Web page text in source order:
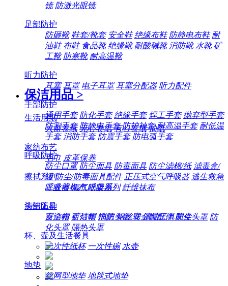
镜 防激光眼镜
足部防护
防砸靴 鞋套/靴套 安全鞋 绝缘布鞋 防静电布鞋 耐
油鞋 布鞋 食品靴 绝缘靴 耐酸碱靴 消防靴 水靴 矿
工靴 防寒靴 耐高温靴
听力防护
耳塞 耳罩 电子耳罩 耳塞分配器 听力配件
手部防护
通用手套 防化手套 绝缘手套 焊工手套 抛弃型手套
防割手套 防静电手套 防护袖套 耐高温手套 耐低温
手套 消防手套 防震手套 防电弧手套
呼吸防护
防尘口罩 防尘面具 防毒面具 防尘滤棉/纸 滤毒盒/
罐 防尘/防毒面具配件 正压式空气呼吸器 逃生救急
呼吸器 氧气呼吸器
头部防护
安全帽 矿灯帽 消防头盔 安全帽配件 防尘头罩 防
化头罩 隔热头罩
保洁用品 >
生活用纸
大盘卷纸 无心卷纸 有心卷纸 抽纸
家纺布艺
毛巾 皮革保养
擦拭系列
工业擦机布 纸架系列 纤维抹布
清洁工具
百洁布 百洁垫 拖把 钢丝球 清洁工具配件
杯、壶及生活餐具
一次性纸杯 一次性碗 水壶
地垫
丝网型地垫 地毯式地垫